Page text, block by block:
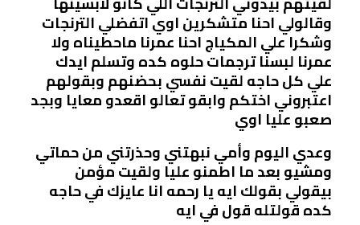
وقالولي احنا متشكرين اوي اتفضلي الترنجات
وشكرا علي المكياج احنا عمرنا ماحطيناه ولا
عمرنا لبسنا ترجمات حلوه كده وتسلم ايدك
علي كل حاجه لقيت نفسي بحضنهم وبقولهم
اعتبروني اختكم وابقو تعالو اقعدو معايا وبجد
صعبو عليا اوي
وعدي اليوم وأمي نبهتني وحذرتني من حماتي
ومشيو بعد ما اطمنو عليا ولقيت مؤمن
بيقولي بقولك ايه يا رحمه انا عايزك في حاجه
كده قولتله قول في ايه